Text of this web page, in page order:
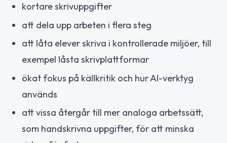
kortare skrivuppgifter
att dela upp arbeten i flera steg
att låta elever skriva i kontrollerade miljöer, till
exempel låsta skrivplattformar
ökat fokus på källkritik och hur AI-verktyg
används
att vissa återgår till mer analoga arbetssätt,
som handskrivna uppgifter, för att minska